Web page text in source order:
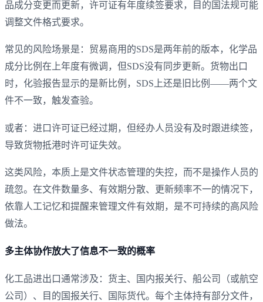
品成分变更而更新，许可证有年度续签要求，目的国法规可能
调整文件格式要求。
常见的风险场景是：贸易商用的SDS是两年前的版本，化学品
成分比例在上年度有微调，但SDS没有同步更新。货物出口
时，化验报告显示的是新比例，SDS上还是旧比例——两个文
件不一致，触发查验。
或者：进口许可证已经过期，但经办人员没有及时跟进续签，
导致货物抵港时许可证失效。
这类风险，本质上是文件状态管理的失控，而不是操作人员的
疏忽。在文件数量多、有效期分散、更新频率不一的情况下，
依靠人工记忆和提醒来管理文件有效期，是不可持续的高风险
做法。
多主体协作放大了信息不一致的概率
化工品进出口通常涉及：货主、国内报关行、船公司（或航空
公司）、目的国报关行、国际货代。每个主体持有部分文件，